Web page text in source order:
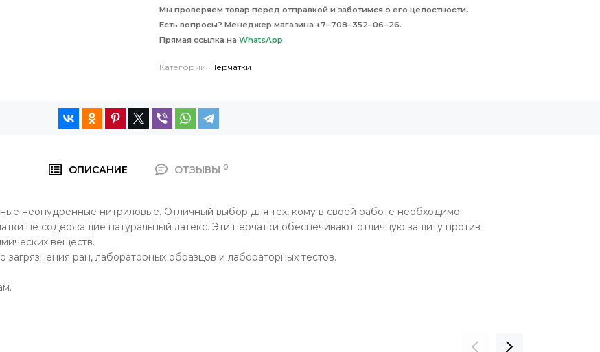
Мы проверяем товар перед отправкой и заботимся о его целостности.
Есть вопросы? Менеджер магазина +7‒708‒352‒06‒26.
Прямая ссылка на WhatsApp
Категории: Перчатки
ОПИСАНИЕ ОТЗЫВЫ 0
неопудренные нитриловые. Отличный выбор для тех, кому в своей работе необходимо
не содержащие натуральный латекс. Эти перчатки обеспечивают отличную защиту против
веществ.
ран, лабораторных образцов и лабораторных тестов.